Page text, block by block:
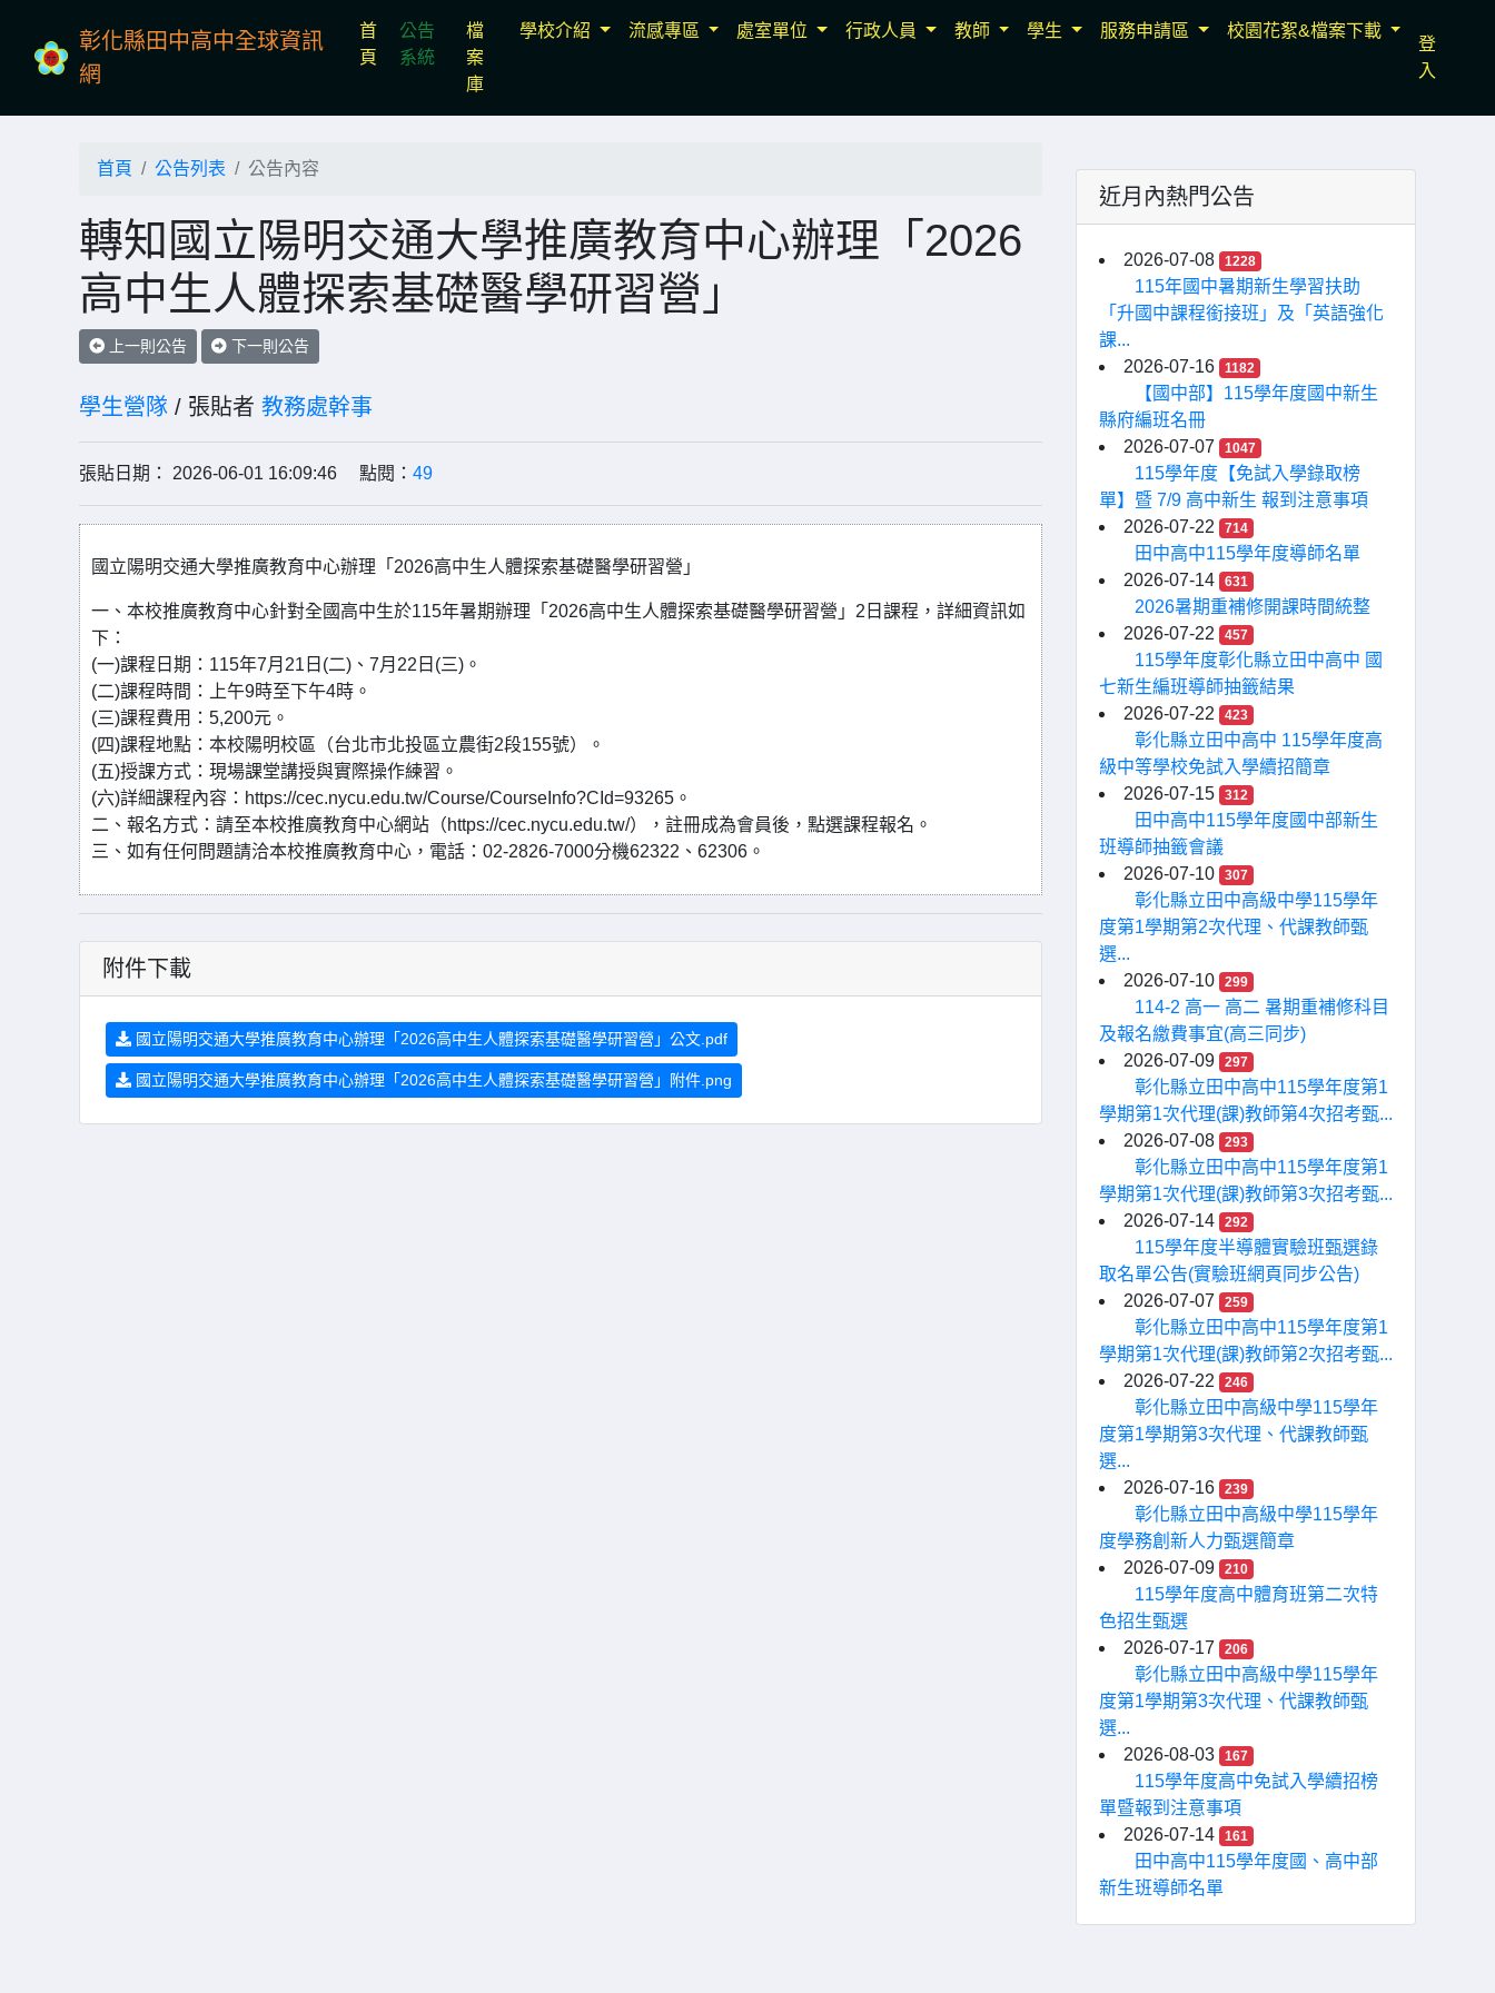
彰化縣田中高中全球資訊
網
首
頁 (current)
公告
系統
檔
案
庫
學校介紹 流感專區 處室單位 行政人員 教師 學生 服務申請區 校園花絮&檔案下載
登
入
首頁 公告列表 公告內容
轉知國立陽明交通大學推廣教育中心辦理「2026
高中生人體探索基礎醫學研習營」
上一則公告 下一則公告
學生營隊 / 張貼者 教務處幹事
張貼日期： 2026-06-01 16:09:46 點閱： 49
國立陽明交通大學推廣教育中心辦理「2026高中生人體探索基礎醫學研習營」
一、本校推廣教育中心針對全國高中生於115年暑期辦理「2026高中生人體探索基礎醫學研習營」2日課程，詳細資訊如
下：
(一)課程日期：115年7月21日(二)、7月22日(三)。
(二)課程時間：上午9時至下午4時。
(三)課程費用：5,200元。
(四)課程地點：本校陽明校區（台北市北投區立農街2段155號）。
(五)授課方式：現場課堂講授與實際操作練習。
(六)詳細課程內容：https://cec.nycu.edu.tw/Course/CourseInfo?CId=93265。
二、報名方式：請至本校推廣教育中心網站（https://cec.nycu.edu.tw/），註冊成為會員後，點選課程報名。
三、如有任何問題請洽本校推廣教育中心，電話：02-2826-7000分機62322、62306。
附件下載
國立陽明交通大學推廣教育中心辦理「2026高中生人體探索基礎醫學研習營」公文.pdf
國立陽明交通大學推廣教育中心辦理「2026高中生人體探索基礎醫學研習營」附件.png
近月內熱門公告
2026-07-08 1228
115年國中暑期新生學習扶助
「升國中課程銜接班」及「英語強化
課...
2026-07-16
1182
【國中部】115學年度國中新生
縣府編班名冊
2026-07-07
1047
115學年度【免試入學錄取榜
單】暨 7/9 高中新生 報到注意事項
2026-07-22
714
田中高中115學年度導師名單
2026-07-14
631
2026暑期重補修開課時間統整
2026-07-22
457
115學年度彰化縣立田中高中 國
七新生編班導師抽籤結果
2026-07-22
423
彰化縣立田中高中 115學年度高
級中等學校免試入學續招簡章
2026-07-15
312
田中高中115學年度國中部新生
班導師抽籤會議
2026-07-10
307
彰化縣立田中高級中學115學年
度第1學期第2次代理、代課教師甄
選...
2026-07-10
299
114-2 高一 高二 暑期重補修科目
及報名繳費事宜(高三同步)
2026-07-09
297
彰化縣立田中高中115學年度第1
學期第1次代理(課)教師第4次招考甄...
2026-07-08
293
彰化縣立田中高中115學年度第1
學期第1次代理(課)教師第3次招考甄...
2026-07-14
292
115學年度半導體實驗班甄選錄
取名單公告(實驗班網頁同步公告)
2026-07-07
259
彰化縣立田中高中115學年度第1
學期第1次代理(課)教師第2次招考甄...
2026-07-22
246
彰化縣立田中高級中學115學年
度第1學期第3次代理、代課教師甄
選...
2026-07-16
239
彰化縣立田中高級中學115學年
度學務創新人力甄選簡章
2026-07-09
210
115學年度高中體育班第二次特
色招生甄選
2026-07-17
206
彰化縣立田中高級中學115學年
度第1學期第3次代理、代課教師甄
選...
2026-08-03
167
115學年度高中免試入學續招榜
單暨報到注意事項
2026-07-14
161
田中高中115學年度國、高中部
新生班導師名單